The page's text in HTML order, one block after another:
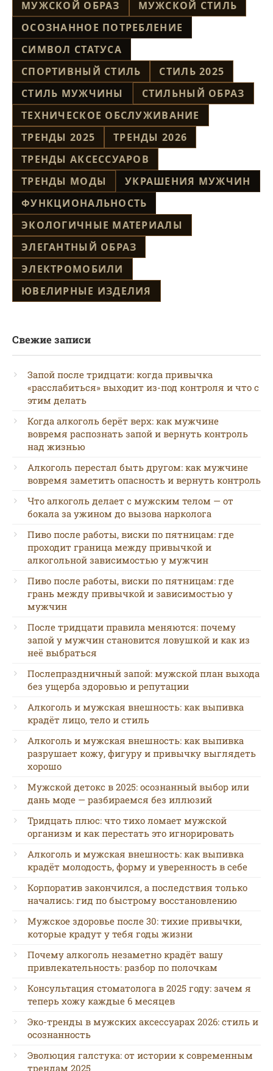
МУЖСКОЙ ОБРАЗ
МУЖСКОЙ СТИЛЬ
ОСОЗНАННОЕ ПОТРЕБЛЕНИЕ
СИМВОЛ СТАТУСА
СПОРТИВНЫЙ СТИЛЬ
СТИЛЬ 2025
СТИЛЬ МУЖЧИНЫ
СТИЛЬНЫЙ ОБРАЗ
ТЕХНИЧЕСКОЕ ОБСЛУЖИВАНИЕ
ТРЕНДЫ 2025
ТРЕНДЫ 2026
ТРЕНДЫ АКСЕССУАРОВ
ТРЕНДЫ МОДЫ
УКРАШЕНИЯ МУЖЧИН
ФУНКЦИОНАЛЬНОСТЬ
ЭКОЛОГИЧНЫЕ МАТЕРИАЛЫ
ЭЛЕГАНТНЫЙ ОБРАЗ
ЭЛЕКТРОМОБИЛИ
ЮВЕЛИРНЫЕ ИЗДЕЛИЯ
Свежие записи
Запой после тридцати: когда привычка
«расслабиться» выходит из-под контроля и что с
этим делать
Когда алкоголь берёт верх: как мужчине
вовремя распознать запой и вернуть контроль
над жизнью
Алкоголь перестал быть другом: как мужчине
вовремя заметить опасность и вернуть контроль
Что алкоголь делает с мужским телом — от
бокала за ужином до вызова нарколога
Пиво после работы, виски по пятницам: где
проходит граница между привычкой и
алкогольной зависимостью у мужчин
Пиво после работы, виски по пятницам: где
грань между привычкой и зависимостью у
мужчин
После тридцати правила меняются: почему
запой у мужчин становится ловушкой и как из
неё выбраться
Послепраздничный запой: мужской план выхода
без ущерба здоровью и репутации
Алкоголь и мужская внешность: как выпивка
крадёт лицо, тело и стиль
Алкоголь и мужская внешность: как выпивка
разрушает кожу, фигуру и привычку выглядеть
хорошо
Мужской детокс в 2025: осознанный выбор или
дань моде — разбираемся без иллюзий
Тридцать плюс: что тихо ломает мужской
организм и как перестать это игнорировать
Алкоголь и мужская внешность: как выпивка
крадёт молодость, форму и уверенность в себе
Корпоратив закончился, а последствия только
начались: гид по быстрому восстановлению
Мужское здоровье после 30: тихие привычки,
которые крадут у тебя годы жизни
Почему алкоголь незаметно крадёт вашу
привлекательность: разбор по полочкам
Консультация стоматолога в 2025 году: зачем я
теперь хожу каждые 6 месяцев
Эко-тренды в мужских аксессуарах 2026: стиль и
осознанность
Эволюция галстука: от истории к современным
трендам 2025